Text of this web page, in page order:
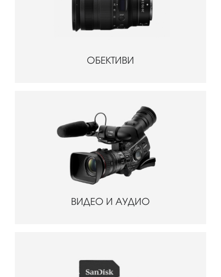
ОБЕКТИВИ
ВИДЕО И АУДИО